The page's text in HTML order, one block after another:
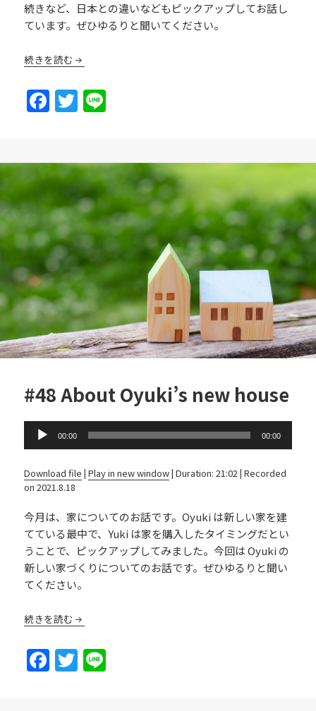
続きなど、日本との違いなどもピックアップしてお話し
ています。ぜひゆるりと聞いてください。
続きを読む
F
a
e
b
o
o
k
T
w
er
#48 About Oyuki’s new house
Audio
00:00 00:00
Download file |Play in new window|Duration: 21:02|Recorded
on 2021.8.18
今月は、家についてのお話です。Oyuki は新しい家を建
てている最中で、Yuki は家を購入したタイミングだとい
うことで、ピックアップしてみました。今回は Oyuki の
新しい家づくりについてのお話です。ぜひゆるりと聞い
てください。
続きを読む
F T